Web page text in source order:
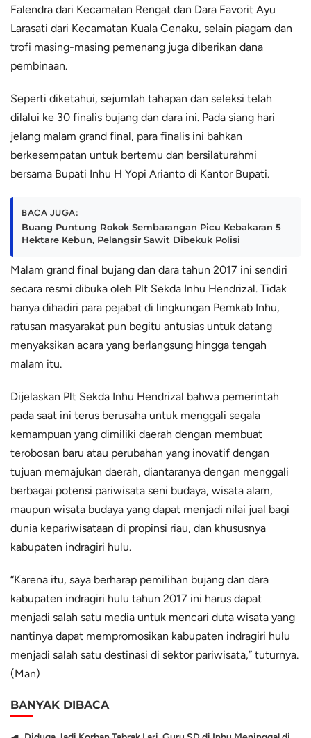
Falendra dari Kecamatan Rengat dan Dara Favorit Ayu
Larasati dari Kecamatan Kuala Cenaku, selain piagam dan
trofi masing-masing pemenang juga diberikan dana
pembinaan.
Seperti diketahui, sejumlah tahapan dan seleksi telah
dilalui ke 30 finalis bujang dan dara ini. Pada siang hari
jelang malam grand final, para finalis ini bahkan
berkesempatan untuk bertemu dan bersilaturahmi
bersama Bupati Inhu H Yopi Arianto di Kantor Bupati.
BACA JUGA:
Buang Puntung Rokok Sembarangan Picu Kebakaran 5
Hektare Kebun, Pelangsir Sawit Dibekuk Polisi
Malam grand final bujang dan dara tahun 2017 ini sendiri
secara resmi dibuka oleh Plt Sekda Inhu Hendrizal. Tidak
hanya dihadiri para pejabat di lingkungan Pemkab Inhu,
ratusan masyarakat pun begitu antusias untuk datang
menyaksikan acara yang berlangsung hingga tengah
malam itu.
Dijelaskan Plt Sekda Inhu Hendrizal bahwa pemerintah
pada saat ini terus berusaha untuk menggali segala
kemampuan yang dimiliki daerah dengan membuat
terobosan baru atau perubahan yang inovatif dengan
tujuan memajukan daerah, diantaranya dengan menggali
berbagai potensi pariwisata seni budaya, wisata alam,
maupun wisata budaya yang dapat menjadi nilai jual bagi
dunia kepariwisataan di propinsi riau, dan khususnya
kabupaten indragiri hulu.
“Karena itu, saya berharap pemilihan bujang dan dara
kabupaten indragiri hulu tahun 2017 ini harus dapat
menjadi salah satu media untuk mencari duta wisata yang
nantinya dapat mempromosikan kabupaten indragiri hulu
menjadi salah satu destinasi di sektor pariwisata,” tuturnya.
(Man)
BANYAK DIBACA